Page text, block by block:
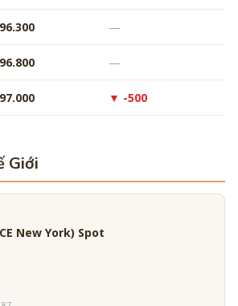
96.300 —
96.800 —
97.000 ▼ -500
Giới
New York) Spot